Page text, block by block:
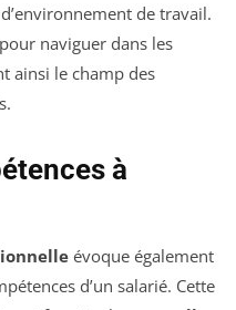
de travail.
naviguer dans les
ainsi le champ des
à
évoque également
d’un salarié. Cette